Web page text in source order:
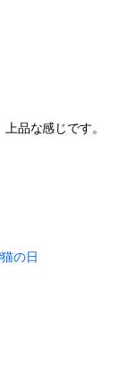
品な感じです。
の日